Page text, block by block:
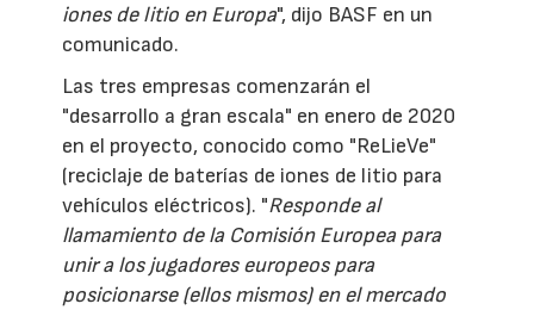
iones de litio en Europa", dijo BASF en un
comunicado.
Las tres empresas comenzarán el
"desarrollo a gran escala" en enero de 2020
en el proyecto, conocido como "ReLieVe"
(reciclaje de baterías de iones de litio para
vehículos eléctricos). "Responde al
llamamiento de la Comisión Europea para
unir a los jugadores europeos para
posicionarse (ellos mismos) en el mercado